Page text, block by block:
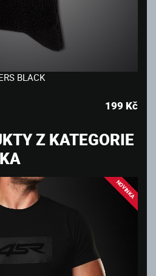
BLACK
199 Kč
Z KATEGORIE
NOVINKA